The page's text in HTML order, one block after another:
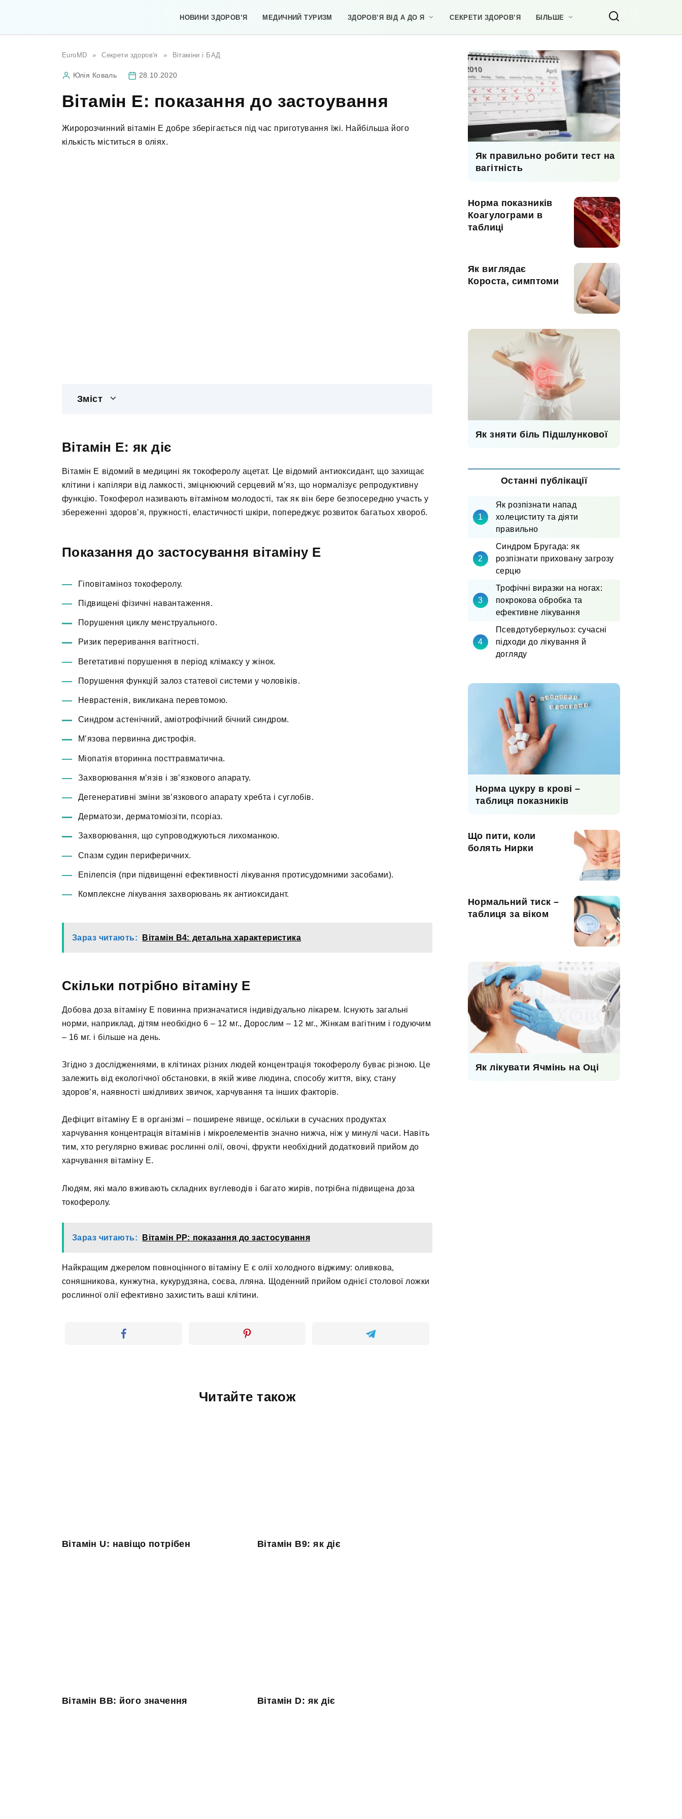
НОВИНИ ЗДОРОВ’Я МЕДИЧНИЙ ТУРИЗМ ЗДОРОВ’Я ВІД А ДО Я СЕКРЕТИ ЗДОРОВ’Я БІЛЬШЕ
EuroMD » Секрети здоров'я » Вітаміни і БАД
Юлія Коваль 28.10.2020
Вітамін E: показання до застоування
Жиророзчинний вітамін Е добре зберігається під час приготування їжі. Найбільша його
кількість міститься в оліях.
Зміст
Вітамін Е: як діє
Вітамін Е відомий в медицині як токоферолу ацетат. Це відомий антиоксидант, що захищає
клітини і капіляри від ламкості, зміцнюючий серцевий м’яз, що нормалізує репродуктивну
функцію. Токоферол називають вітаміном молодості, так як він бере безпосередню участь у
збереженні здоров’я, пружності, еластичності шкіри, попереджує розвиток багатьох хвороб.
Показання до застосування вітаміну Е
Гіповітаміноз токоферолу.
Підвищені фізичні навантаження.
Порушення циклу менструального.
Ризик переривання вагітності.
Вегетативні порушення в період клімаксу у жінок.
Порушення функцій залоз статевої системи у чоловіків.
Неврастенія, викликана перевтомою.
Синдром астенічний, аміотрофічний бічний синдром.
М’язова первинна дистрофія.
Міопатія вторинна посттравматична.
Захворювання м’язів і зв’язкового апарату.
Дегенеративні зміни зв’язкового апарату хребта і суглобів.
Дерматози, дерматоміозіти, псоріаз.
Захворювання, що супроводжуються лихоманкою.
Спазм судин периферичних.
Епілепсія (при підвищенні ефективності лікування протисудомними засобами).
Комплексне лікування захворювань як антиоксидант.
Зараз читають: Вітамін B4: детальна характеристика
Скільки потрібно вітаміну Е
Добова доза вітаміну Е повинна призначатися індивідуально лікарем. Існують загальні
норми, наприклад, дітям необхідно 6 – 12 мг., Дорослим – 12 мг., Жінкам вагітним і годуючим
– 16 мг. і більше на день.
Згідно з дослідженнями, в клітинах різних людей концентрація токоферолу буває різною. Це
залежить від екологічної обстановки, в якій живе людина, способу життя, віку, стану
здоров’я, наявності шкідливих звичок, харчування та інших факторів.
Дефіцит вітаміну Е в організмі – поширене явище, оскільки в сучасних продуктах
харчування концентрація вітамінів і мікроелементів значно нижча, ніж у минулі часи. Навіть
тим, хто регулярно вживає рослинні олії, овочі, фрукти необхідний додатковий прийом до
харчування вітаміну Е.
Людям, які мало вживають складних вуглеводів і багато жирів, потрібна підвищена доза
токоферолу.
Зараз читають: Вітамін PP: показання до застосування
Найкращим джерелом повноцінного вітаміну Е є олії холодного віджиму: оливкова,
соняшникова, кунжутна, кукурудзяна, соєва, лляна. Щоденний прийом однієї столової ложки
рослинної олії ефективно захистить ваші клітини.
Читайте також
Вітамін U: навіщо потрібен Вітамін B9: як діє
Вітамін BB: його значення Вітамін D: як діє
Як правильно робити тест на
вагітність
Норма показників
Коагулограми в
таблиці
Як виглядає
Короста, симптоми
Як зняти біль Підшлункової
Останні публікації
Як розпізнати напад
холециститу та діяти
правильно
Синдром Бругада: як
розпізнати приховану загрозу
серцю
Трофічні виразки на ногах:
покрокова обробка та
ефективне лікування
Псевдотуберкульоз: сучасні
підходи до лікування й
догляду
Норма цукру в крові –
таблиця показників
Що пити, коли
болять Нирки
Нормальний тиск –
таблиця за віком
Як лікувати Ячмінь на Оці